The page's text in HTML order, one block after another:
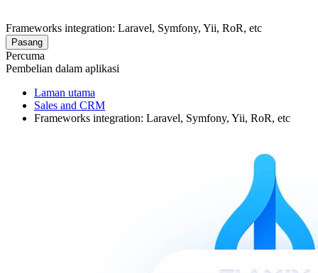
Frameworks integration: Laravel, Symfony, Yii, RoR, etc
Pasang
Percuma
Pembelian dalam aplikasi
Laman utama
Sales and CRM
Frameworks integration: Laravel, Symfony, Yii, RoR, etc